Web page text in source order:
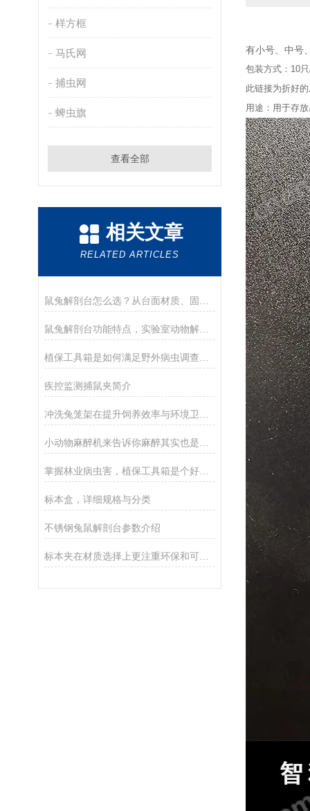
样方框
马氏网
捕虫网
蜱虫旗
查看全部
相关文章
RELATED ARTICLES
鼠兔解剖台功能特点，实验室动物解剖手术专用操作台优势详解
疾控监测捕鼠夹简介
掌握林业病虫害，植保工具箱是个好帮手
标本盒，详细规格与分类
不锈钢兔鼠解剖台参数介绍
标本夹在材质选择上更注重环保和可持续性发展
有小号、中号
包装方式：10
此链接为折好
用途：用于存